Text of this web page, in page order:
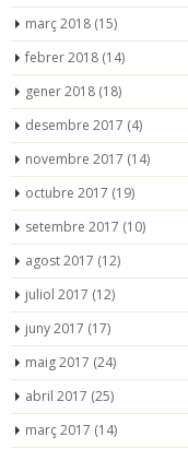
març 2018 (15)
febrer 2018 (14)
gener 2018 (18)
desembre 2017 (4)
novembre 2017 (14)
octubre 2017 (19)
setembre 2017 (10)
agost 2017 (12)
juliol 2017 (12)
juny 2017 (17)
maig 2017 (24)
abril 2017 (25)
març 2017 (14)